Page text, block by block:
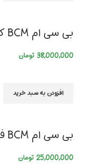
بی سی ام BCM کوپا ریگان
38,000,000 تومان
افزودن به سبد خرید
بی سی ام BCM فاو بسترن B50 اورجینال
25,000,000 تومان